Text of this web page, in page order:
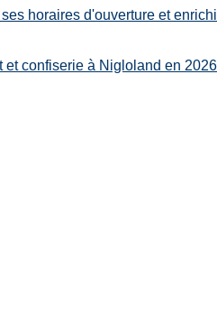
horaires d'ouverture et
et confiserie à Nigloland en 2026